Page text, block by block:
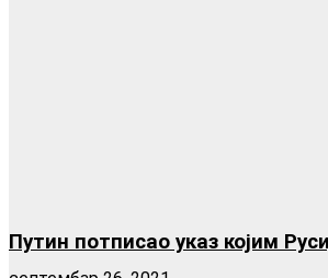
Путин потписао указ којим